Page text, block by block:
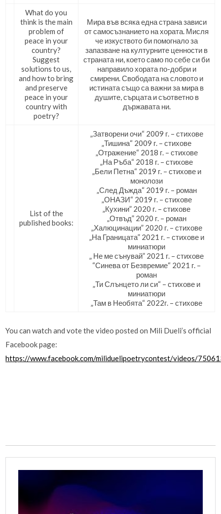
What do you
think is the main
problem of
peace in your
country?
Suggest
solutions to us,
and how to bring
and preserve
peace in your
country with
poetry?
Мира във всяка една страна зависи
от самосъзнанието на хората. Мисля
че изкуството би помогнало за
запазване на културните ценности в
страната ни, което само по себе си би
направило хората по-добри и
смирени. Свободата на словото и
истината също са важни за мира в
душите, сърцата и съответно в
държавата ни.
List of the
published books:
„Затворени очи“ 2009 г. – стихове
„Тишина“ 2009 г. – стихове
„Отражение“ 2018 г. – стихове
„На Ръба“ 2018 г. – стихове
„Бели Петна“ 2019 г. – стихове и
монолози
„След Дъжда“ 2019 г. – роман
„ОНАЗИ“ 2019 г. – стихове
„Кухини” 2020 г. – стихове
„Отвъд” 2020 г. – роман
„Халюцинации” 2020 г. – стихове
„На Границата” 2021 г. – стихове и
миниатюри
„ Не ме сънувай” 2021 г. – стихове
“Синева от Безвремие“ 2021 г. –
роман
„Ти Слънцето ли си“ – стихове и
миниатюри
„Там в Необята“ 2022г. – стихове
You can watch and vote the video posted on Mili Dueli’s official
Facebook page:
https://www.facebook.com/miliduelipoetrycontest/videos/